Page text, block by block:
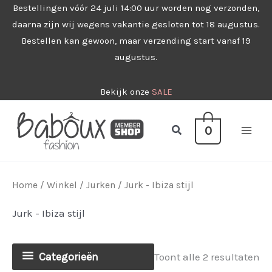
naar
Bestellingen vóór 24 juli 14:00 uur worden nog verzonden,
daarna zijn wij wegens vakantie gesloten tot 18 augustus.
Bestellen kan gewoon, maar verzending start vanaf 19
augustus.
Bekijk onze SALE
Zoeken0
Home / Winkel / Jurken / Jurk - Ibiza stijl
Jurk - Ibiza stijl
Categorieën Toont alle 2 resultaten